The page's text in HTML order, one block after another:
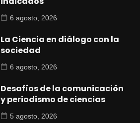
6 agosto, 2026
La Ciencia en diálogo con la
sociedad
6 agosto, 2026
Desafíos de la comunicación
y periodismo de ciencias
5 agosto, 2026